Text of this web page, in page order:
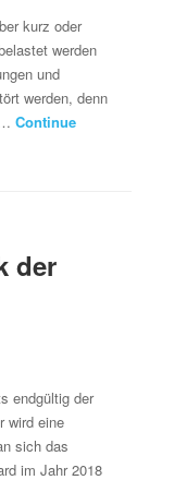
kurz oder
werden
und
werden, denn
Continue
der
endgültig der
wird eine
sich das
im Jahr 2018